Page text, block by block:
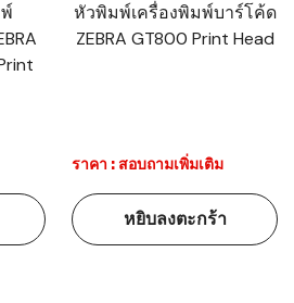
หัวพิมพ์เครื่องพิมพ์บาร์โค้ด
ZEBRA GT800 Print Head
ราคา : สอบถามเพิ่มเติม
หยิบลงตะกร้า